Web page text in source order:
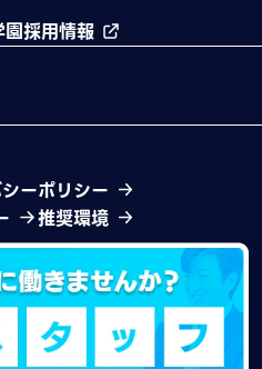
採用情報
ーポリシー
推奨環境